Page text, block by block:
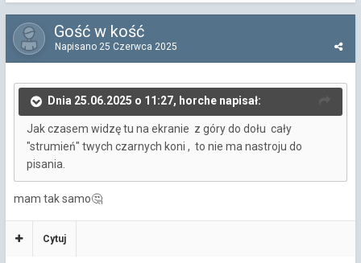
Gość w kość
Napisano 25 Czerwca 2025
Dnia 25.06.2025 o 11:27, horche napisał:
Jak czasem widzę tu na ekranie z góry do dołu cały
"strumień" twych czarnych koni , to nie ma nastroju do
pisania.
mam tak samo🤔
Cytuj